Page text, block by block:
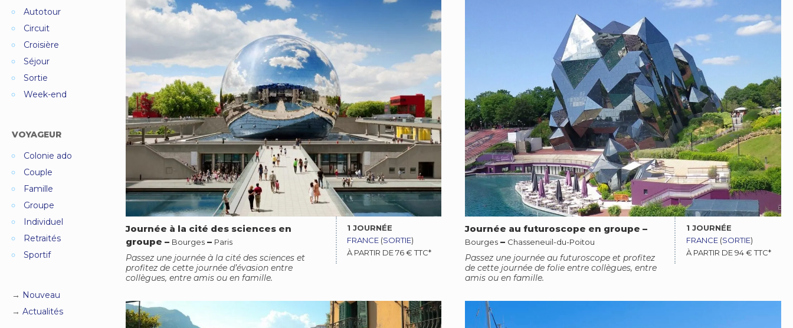
1 JOURNÉE
FRANCE(SORTIE)
À PARTIR DE 76 € TTC*
Journée à la cité des sciences en
groupe – Bourges– Paris
Passez une journée à la cité des sciences et
profitez de cette journée d’évasion entre
collègues, entre amis ou en famille.
1 JOURNÉE
FRANCE(SORTIE)
À PARTIR DE 94 € TTC*
Journée au futuroscope en groupe –
Bourges – Chasseneuil-du-Poitou
Passez une journée au futuroscope et profitez
de cette journée de folie entre collègues, entre
amis ou en famille.
Autotour
Circuit
Croisière
Séjour
Sortie
Week-end
VOYAGEUR
Colonie ado
Couple
Famille
Groupe
Individuel
Retraités
Sportif
Nouveau
Actualités